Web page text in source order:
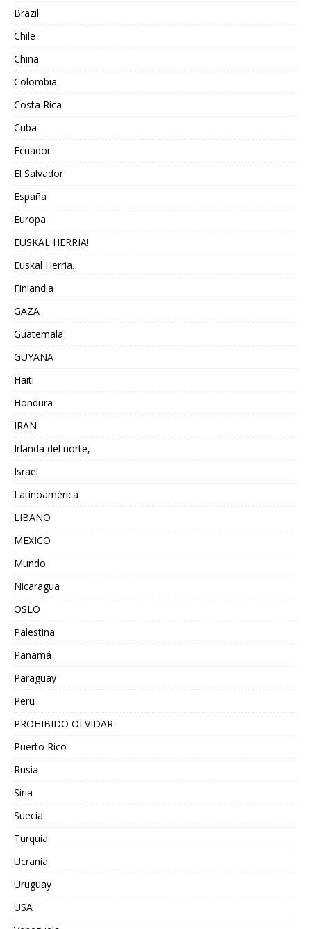
Brazil
Chile
China
Colombia
Costa Rica
Cuba
Ecuador
El Salvador
España
Europa
EUSKAL HERRIA!
Euskal Herria.
Finlandia
GAZA
Guatemala
GUYANA
Haiti
Hondura
IRAN
Irlanda del norte,
Israel
Latinoamérica
LIBANO
MEXICO
Mundo
Nicaragua
OSLO
Palestina
Panamá
Paraguay
Peru
PROHIBIDO OLVIDAR
Puerto Rico
Rusia
Siria
Suecia
Turquia
Ucrania
Uruguay
USA